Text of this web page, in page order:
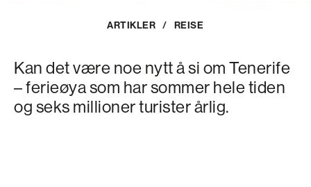
ARTIKLER / REISE
Kan det være noe nytt å si om Tenerife
– ferieøya som har sommer hele tiden
og seks millioner turister årlig.